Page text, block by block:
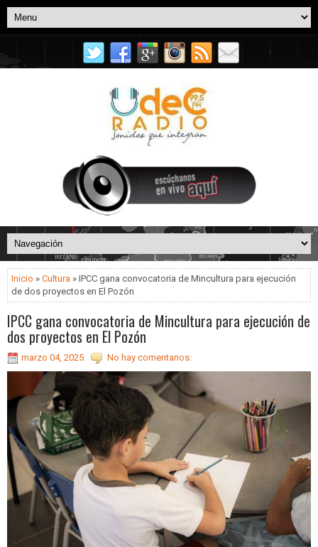
Inicio » Cultura » IPCC gana convocatoria de Mincultura para ejecución
de dos proyectos en El Pozón
IPCC gana convocatoria de Mincultura para ejecución de
dos proyectos en El Pozón
marzo 04, 2025 No hay comentarios: